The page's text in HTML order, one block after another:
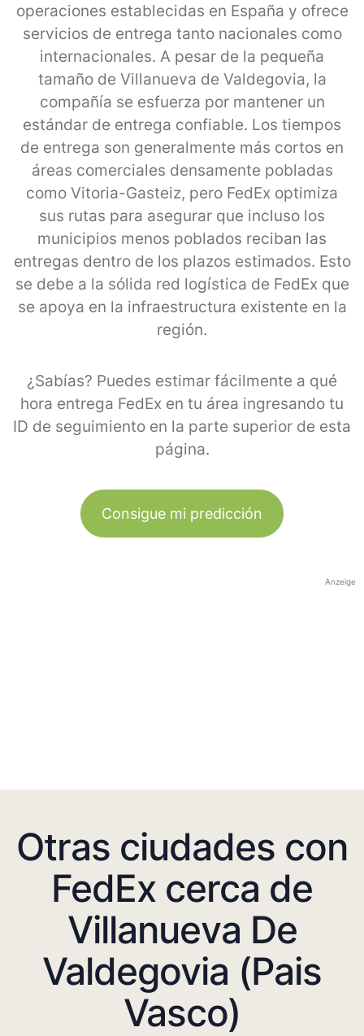
operaciones establecidas en España y ofrece
servicios de entrega tanto nacionales como
internacionales. A pesar de la pequeña
tamaño de Villanueva de Valdegovia, la
compañía se esfuerza por mantener un
estándar de entrega confiable. Los tiempos
de entrega son generalmente más cortos en
áreas comerciales densamente pobladas
como Vitoria-Gasteiz, pero FedEx optimiza
sus rutas para asegurar que incluso los
municipios menos poblados reciban las
entregas dentro de los plazos estimados. Esto
se debe a la sólida red logística de FedEx que
se apoya en la infraestructura existente en la
región.
¿Sabías? Puedes estimar fácilmente a qué
hora entrega FedEx en tu área ingresando tu
ID de seguimiento en la parte superior de esta
página.
Consigue mi predicción
Anzeige
Otras ciudades con
FedEx cerca de
Villanueva De
Valdegovia (Pais
Vasco)